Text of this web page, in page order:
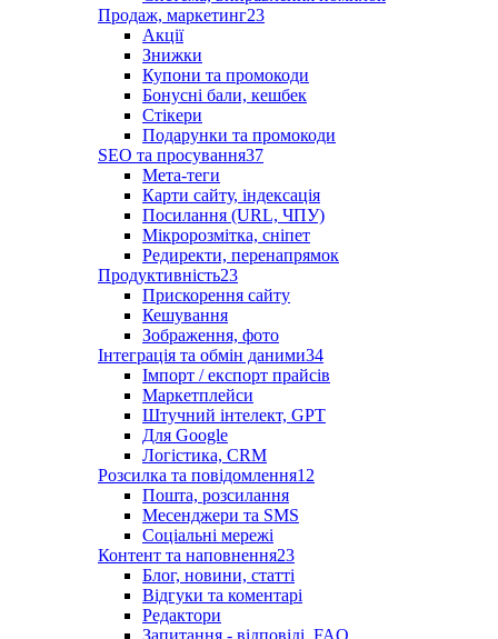
Продаж, маркетинг23
Акції
Знижки
Купони та промокоди
Бонусні бали, кешбек
Стікери
Подарунки та промокоди
SEO та просування37
Мета-теги
Карти сайту, індексація
Посилання (URL, ЧПУ)
Мікророзмітка, сніпет
Редиректи, перенапрямок
Продуктивність23
Прискорення сайту
Кешування
Зображення, фото
Інтеграція та обмін даними34
Імпорт / експорт прайсів
Маркетплейси
Штучний інтелект, GPT
Для Google
Логістика, CRM
Розсилка та повідомлення12
Пошта, розсилання
Месенджери та SMS
Соціальні мережі
Контент та наповнення23
Блог, новини, статті
Відгуки та коментарі
Редактори